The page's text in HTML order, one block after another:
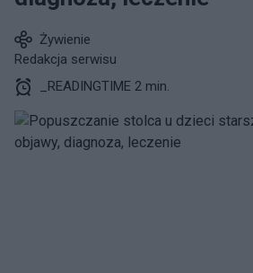
Żywienie
Redakcja serwisu
_READINGTIME 2 min.